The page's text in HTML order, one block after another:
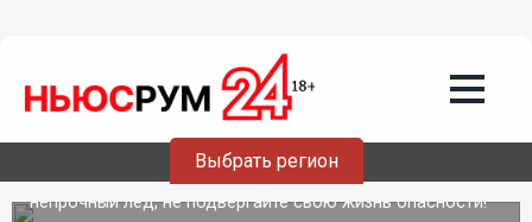
Выбрать регион
МЧС предупреждает: осторожно,
весенний лёд непрочен!
Главное управление МЧС России по Нижегородской
области обращается к населению: не выходите на
непрочный лёд, не подвергайте свою жизнь опасности!